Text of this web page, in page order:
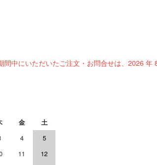
中にいただいたご注文・お問合せは、2026 年
金
土
4
5
11
12